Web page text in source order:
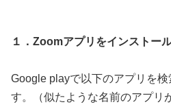
１．Zoomアプリをインストール
Google playで以下のアプリを
す。（似たような名前のアプリ